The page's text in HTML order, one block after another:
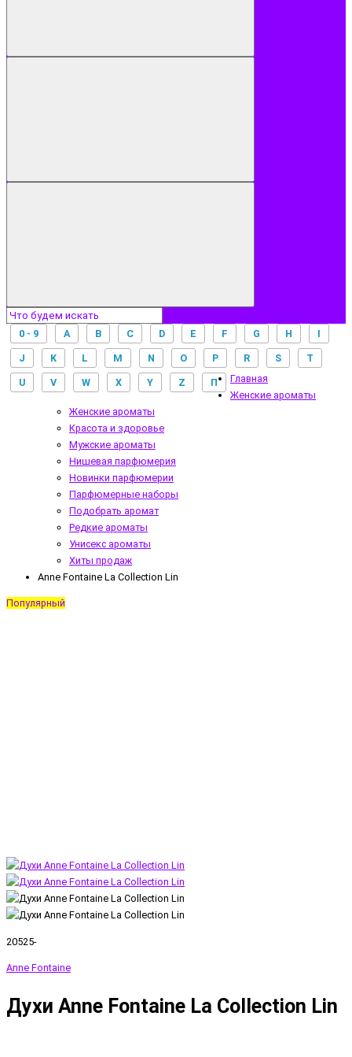
0 - 9 A B C D E F G H I
J K L M N O P R S T
U V W X Y Z П
Главная
Женские ароматы
Женские ароматы
Красота и здоровье
Мужские ароматы
Нишевая парфюмерия
Новинки парфюмерии
Парфюмерные наборы
Подобрать аромат
Редкие ароматы
Унисекс ароматы
Хиты продаж
Anne Fontaine La Collection Lin
Популярный
20525-
Anne Fontaine
Духи Anne Fontaine La Collection Lin